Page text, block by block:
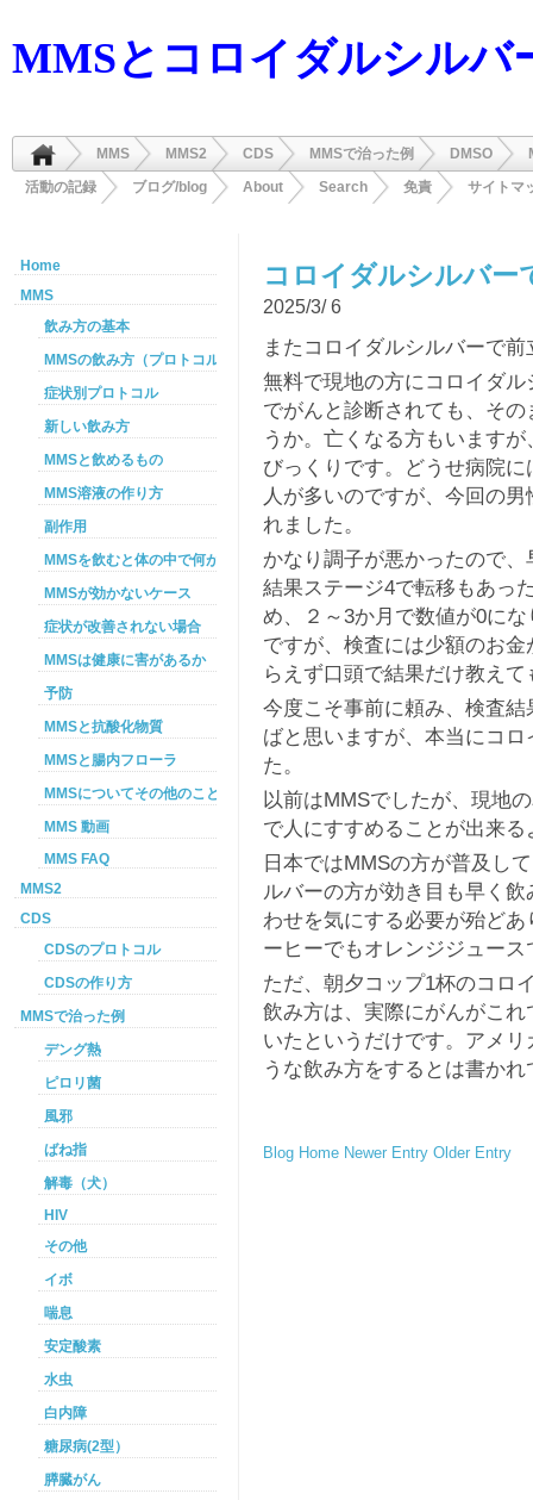
MMSとコロイダルシルバ
MMS MMS2 CDS MMSで治った例 DMSO
活動の記録
ブログ/blog About Search 免責 サイトマ
コロイダルシルバー
2025/3/ 6
またコロイダルシルバーで
無料で現地の方にコロイダ
でがんと診断されても、そ
うか。亡くなる方もいます
びっくりです。どうせ病院
人が多いのですが、今回の
れました。
かなり調子が悪かったので
結果ステージ4で転移もあっ
め、２～3か月で数値が0に
ですが、検査には少額のお
らえず口頭で結果だけ教え
今度こそ事前に頼み、検査
ばと思いますが、本当にコ
た。
以前はMMSでしたが、現地
で人にすすめることが出来
日本ではMMSの方が普及し
ルバーの方が効き目も早く
わせを気にする必要が殆ど
ーヒーでもオレンジジュー
ただ、朝夕コップ1杯のコロ
飲み方は、実際にがんがこ
いたというだけです。アメ
うな飲み方をするとは書か
Blog Home Newer Entry Older Entry
Home
MMS
飲み方の基本
MMSの飲み方（プロトコル）
症状別プロトコル
新しい飲み方
MMSと飲めるもの
MMS溶液の作り方
副作用
MMSを飲むと体の中で何が起こるか
MMSが効かないケース
症状が改善されない場合
MMSは健康に害があるか
予防
MMSと抗酸化物質
MMSと腸内フローラ
MMSについてその他のこと
MMS 動画
MMS FAQ
MMS2
CDS
CDSのプロトコル
CDSの作り方
MMSで治った例
デング熱
ピロリ菌
風邪
ばね指
解毒（犬）
HIV
その他
イボ
喘息
安定酸素
水虫
白内障
糖尿病(2型）
膵臓がん